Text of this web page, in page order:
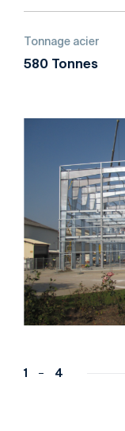
1 4
Tonnage acier
580 Tonnes